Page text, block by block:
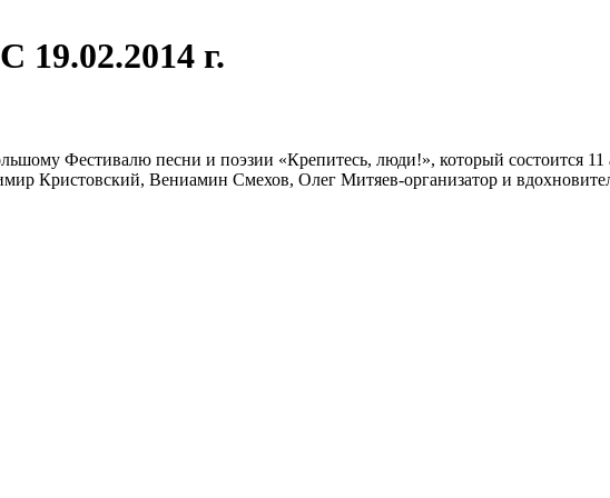
г.
Фестивалю песни и поэзии «Крепитесь, люди!», который состоится 11
Кристовский, Вениамин Смехов, Олег Митяев-организатор и